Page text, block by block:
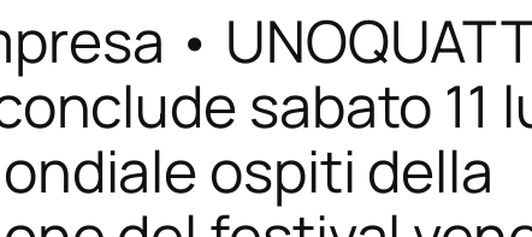
•
sabato 11
ospiti della